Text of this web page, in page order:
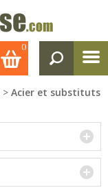
()
> Acier et substituts